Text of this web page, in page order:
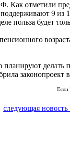
Как отметили
9 из
польза будет
законопроект
Если
следующая новость